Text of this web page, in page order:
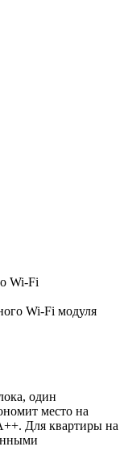
Wi-Fi
Wi-Fi модуля
один
место на
Для квартиры на